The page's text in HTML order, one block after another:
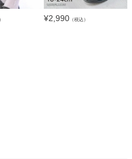
¥2,990（税込）